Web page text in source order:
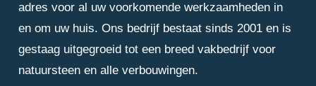
adres voor al uw voorkomende werkzaamheden in
en om uw huis. Ons bedrijf bestaat sinds 2001 en is
gestaag uitgegroeid tot een breed vakbedrijf voor
natuursteen en alle verbouwingen.